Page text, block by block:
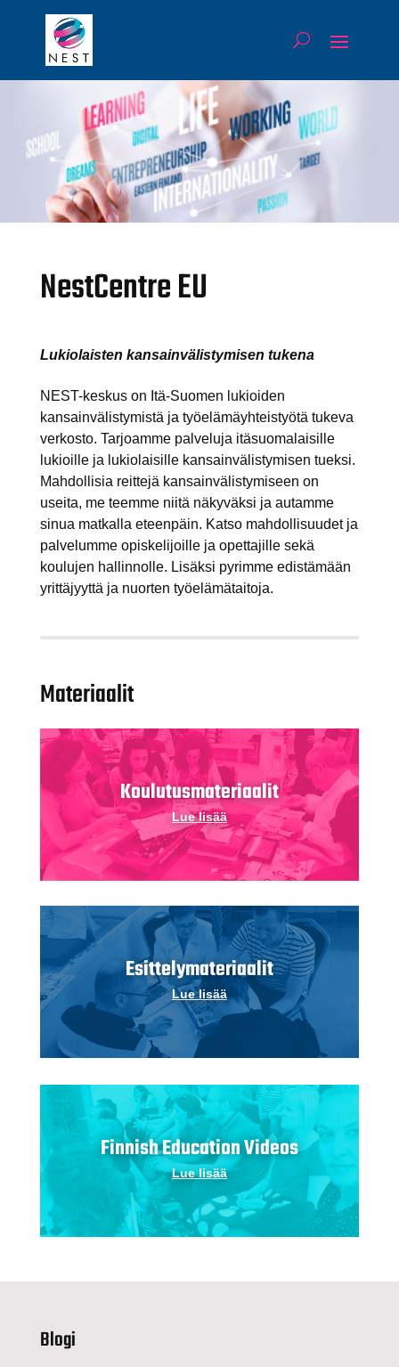
NestCentre EU
Lukiolaisten kansainvälistymisen tukena
NEST-keskus on Itä-Suomen lukioiden
kansainvälistymistä ja työelämäyhteistyötä tukeva
verkosto. Tarjoamme palveluja itäsuomalaisille
lukioille ja lukiolaisille kansainvälistymisen tueksi.
Mahdollisia reittejä kansainvälistymiseen on
useita, me teemme niitä näkyväksi ja autamme
sinua matkalla eteenpäin. Katso mahdollisuudet ja
palvelumme opiskelijoille ja opettajille sekä
koulujen hallinnolle. Lisäksi pyrimme edistämään
yrittäjyyttä ja nuorten työelämätaitoja.
Materiaalit
Koulutusmateriaalit
Lue lisää
Esittelymateriaalit
Lue lisää
Finnish Education Videos
Lue lisää
Blogi